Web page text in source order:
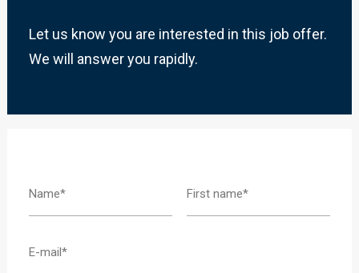
Let us know you are interested in this job offer.
We will answer you rapidly.